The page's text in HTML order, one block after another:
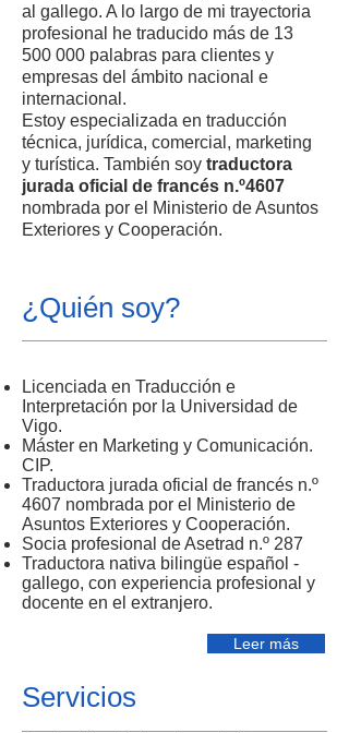
al gallego. A lo largo de mi trayectoria
profesional he traducido más de 13
500 000 palabras para clientes y
empresas del ámbito nacional e
internacional.
Estoy especializada en traducción
técnica, jurídica, comercial, marketing
y turística. También soy traductora
jurada oficial de francés n.º4607
nombrada por el Ministerio de Asuntos
Exteriores y Cooperación.
¿Quién soy?
Licenciada en Traducción e
Interpretación por la Universidad de
Vigo.
Máster en Marketing y Comunicación.
CIP.
Traductora jurada oficial de francés n.º
4607 nombrada por el Ministerio de
Asuntos Exteriores y Cooperación.
Socia profesional de Asetrad n.º 287
Traductora nativa bilingüe español -
gallego, con experiencia profesional y
docente en el extranjero.
Servicios
Leer más